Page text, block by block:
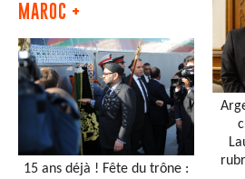
MAROC +
15 ans déjà ! Fête du trône :